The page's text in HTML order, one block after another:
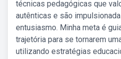
técnicas pedagógicas que
autênticas e são
entusiasmo. Minha meta é
trajetória para se tornarem
utilizando estratégias